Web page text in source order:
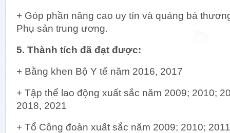
+ Góp phần nâng cao uy tín và quảng bá
Phụ sản trung ương.
5. Thành tích đã đạt được:
+ Bằng khen Bộ Y tế năm 2016, 2017
+ Tập thể lao động xuất sắc năm 2009; 2010;
2018, 2021
+ Tổ Công đoàn xuất sắc năm 2009; 2010;